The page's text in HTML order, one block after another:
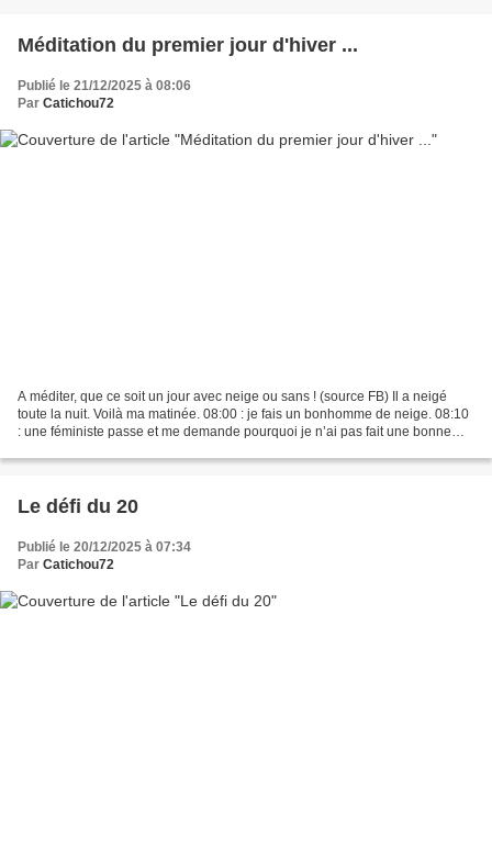
Méditation du premier jour d'hiver ...
Publié le 21/12/2025 à 08:06
Par Catichou72
A méditer, que ce soit un jour avec neige ou sans ! (source FB) Il a neigé
toute la nuit. Voilà ma matinée. 08:00 : je fais un bonhomme de neige. 08:10
: une féministe passe et me demande pourquoi je n’ai pas fait une bonne
Le défi du 20
Publié le 20/12/2025 à 07:34
Par Catichou72